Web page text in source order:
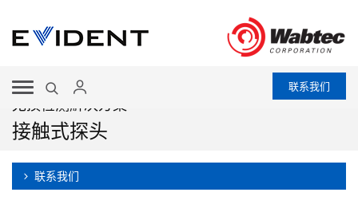
联系我们
无损检测解决方案
接触式探头
联系我们